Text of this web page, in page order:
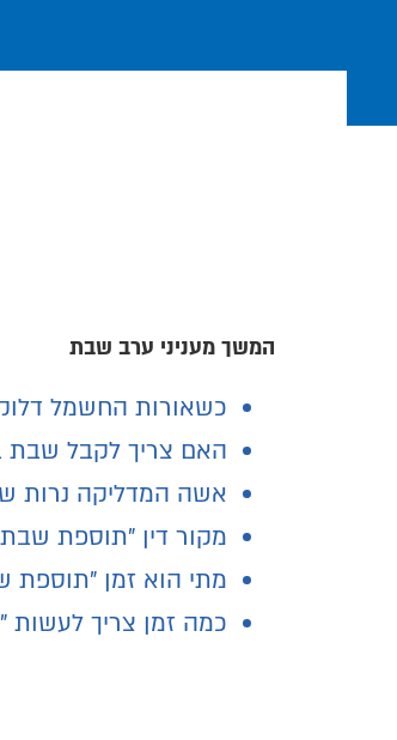
המשך מעניני ערב שבת
כשאורות החשמל
האם צריך לקבל שבת
אשה המדליקה נרות
מקור דין "תוספת
מתי הוא זמן "תוספת
כמה זמן צריך